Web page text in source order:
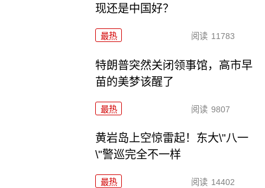
现还是中国好？
最热 阅读 11783
特朗普突然关闭领事馆，高市早
苗的美梦该醒了
最热 阅读 9807
黄岩岛上空惊雷起！东大\"八一
\"警巡完全不一样
最热 阅读 14402